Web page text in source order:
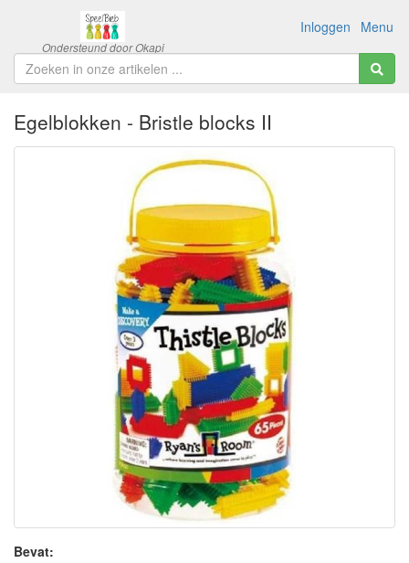
Menu
Inloggen
Egelblokken - Bristle blocks II
Bevat: